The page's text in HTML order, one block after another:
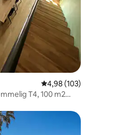
243 omtaler
4,98 ud af 5 i
4,98 (103)
T4, 100 m2